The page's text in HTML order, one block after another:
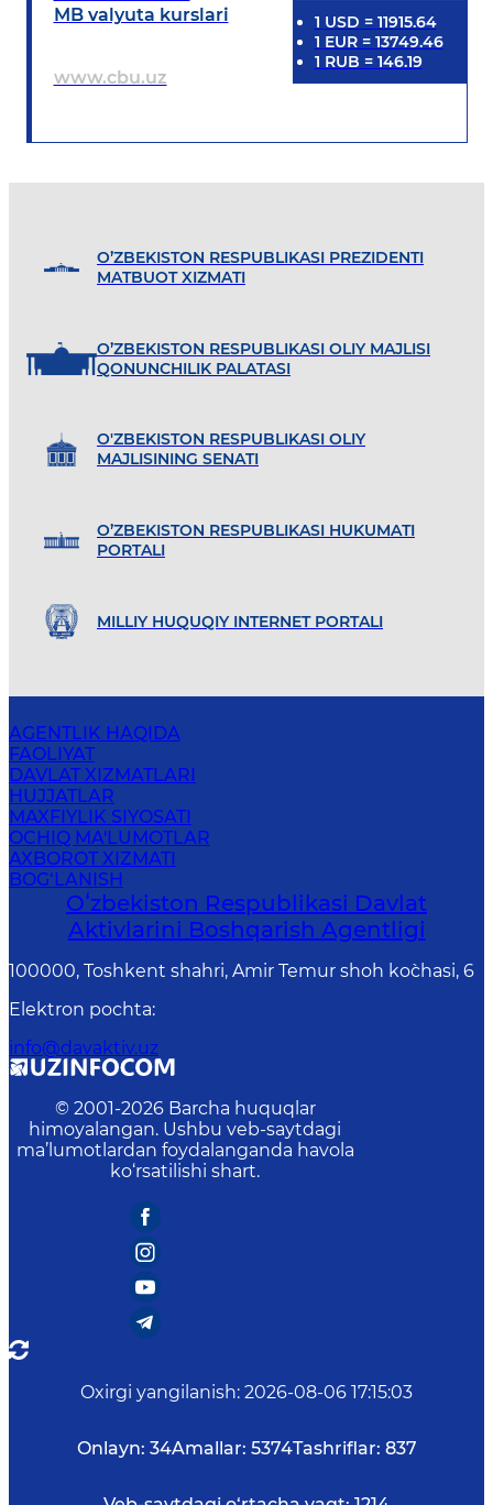
MB valyuta kurslari
www.cbu.uz
1 USD = 11915.64
1 EUR= 13749.46
1 RUB = 146.19
O’ZBEKISTON RESPUBLIKASI PREZIDENTI
MATBUOT XIZMATI
O’ZBEKISTON RESPUBLIKASI OLIY MAJLISI
QONUNCHILIK PALATASI
O'ZBEKISTON RESPUBLIKASI OLIY
MAJLISINING SENATI
O’ZBEKISTON RESPUBLIKASI HUKUMATI
PORTALI
MILLIY HUQUQIY INTERNET PORTALI
AGENTLIK HAQIDA
FAOLIYAT
DAVLAT XIZMATLARI
HUJJATLAR
MAXFIYLIK SIYOSATI
OCHIQ MA'LUMOTLAR
AXBOROT XIZMATI
BOG‘LANISH
Oʻzbekiston Respublikasi Davlat
Aktivlarini Boshqarish Agentligi
100000, Toshkent shahri, Amir Temur shoh ko`chasi, 6
Elektron pochta:
info@davaktiv.uz
© 2001-2026 Barcha huquqlar
himoyalangan. Ushbu veb-saytdagi
ma’lumotlardan foydalanganda havola
ko‘rsatilishi shart.
Oxirgi yangilanish: 2026-08-06 17:15:03
Onlayn: 34Amallar: 5374Tashriflar: 837